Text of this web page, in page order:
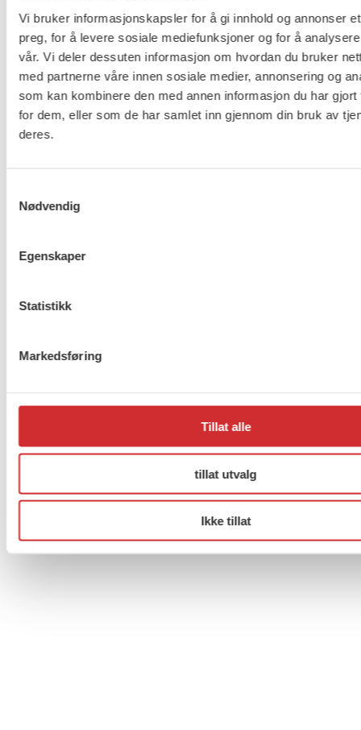
Vi bruker informasjonskapsler for å gi innhold og annonser
preg, for å levere sosiale mediefunksjoner og for å
vår. Vi deler dessuten informasjon om hvordan du bruker
med partnerne våre innen sosiale medier, annonsering og
som kan kombinere den med annen informasjon du har gjort
for dem, eller som de har samlet inn gjennom din bruk av
deres.
Nødvendig
Egenskaper
Statistikk
Markedsføring
Tillat alle
tillat utvalg
Ikke tillat
About us (English)
FO (Fellesorganisasjonen)
Mariboes gate 13
Pb. 4693 Sofienberg
0506 OSLO
Ansvarlig redaktør: Marianne Solberg
finner du her.
Personvern og informasjonskapsler
Til topp